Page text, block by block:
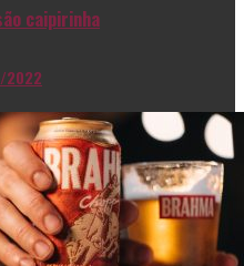
caipirinha
2022